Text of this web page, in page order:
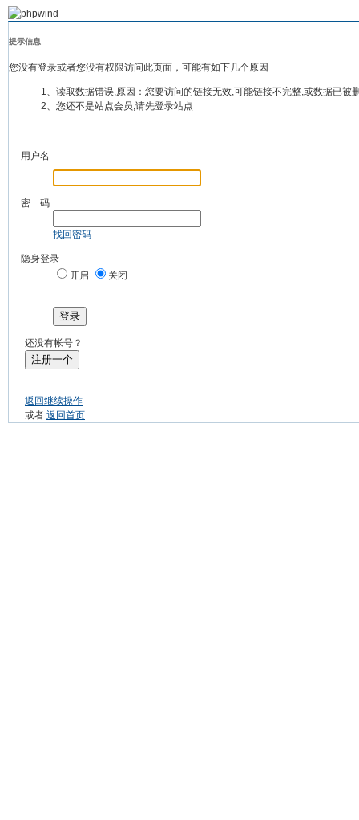
提示信息
您没有登录或者您没有权限访问此页面，可能有如下几个原因
1、读取数据错误,原因：您要访问的链接无效,可能链接不完整,或数据已被
2、您还不是站点会员,请先登录站点
用户名
密 码
找回密码
隐身登录
开启
关闭
登录
还没有帐号？
注册一个
返回继续操作
或者 返回首页